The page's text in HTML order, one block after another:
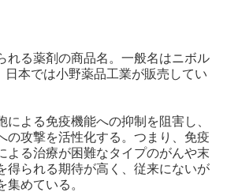
れる薬剤の商品名。一般名はニボル
日本では小野薬品工業が販売してい
による免疫機能への抑制を阻害し、
の攻撃を活性化する。つまり、免疫
よる治療が困難なタイプのがんや末
得られる期待が高く、従来にないが
集めている。